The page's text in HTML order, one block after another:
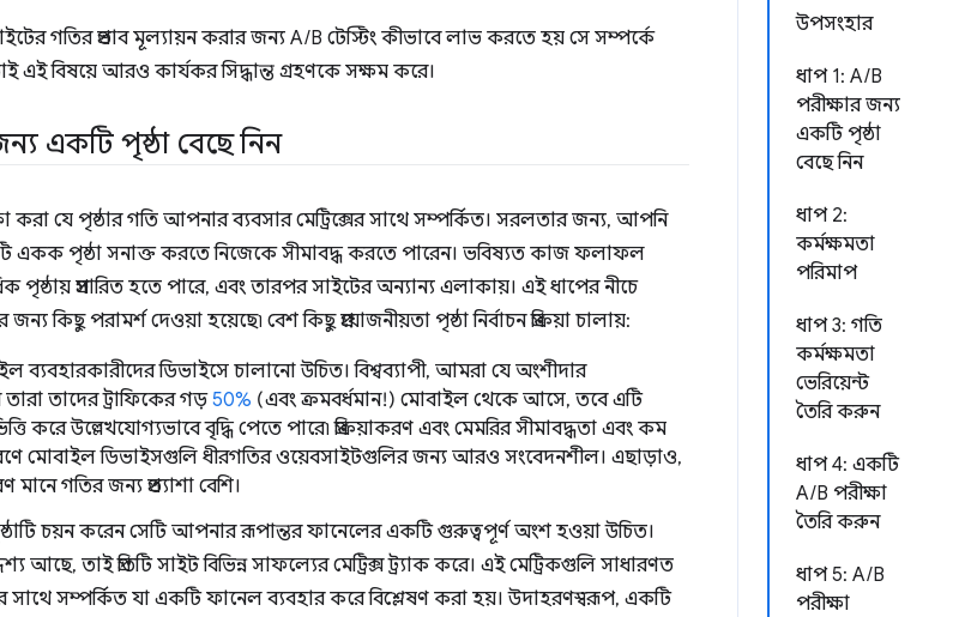
উপসংহার
ধাপ 1: A/B
পরীক্ষার জন্য
একটি পৃষ্ঠা
বেছে নিন
ধাপ 2:
কর্মক্ষমতা
পরিমাপ
ধাপ 3: গতি
কর্মক্ষমতা
ভেরিয়েন্ট
তৈরি করুন
ধাপ 4: একটি
A/B পরীক্ষা
তৈরি করুন
ধাপ 5: A/B
পরীক্ষা
সাইটের গতির প্রভাব মূল্যায়ন করার জন্য A/B টেস্টিং কীভাবে লাভ করতে হয় সে সম্পর্কে
তাই এই বিষয়ে আরও কার্যকর সিদ্ধান্ত গ্রহণকে সক্ষম করে।
একটি পৃষ্ঠা বেছে নিন
যে পৃষ্ঠার গতি আপনার ব্যবসার মেট্রিক্সের সাথে সম্পর্কিত। সরলতার জন্য, আপনি
একক পৃষ্ঠা সনাক্ত করতে নিজেকে সীমাবদ্ধ করতে পারেন। ভবিষ্যত কাজ ফলাফল
প্রসারিত হতে পারে, এবং তারপর সাইটের অন্যান্য এলাকায়। এই ধাপের নীচে
পরামর্শ দেওয়া হয়েছে৷ বেশ কিছু প্রয়োজনীয়তা পৃষ্ঠা নির্বাচন প্রক্রিয়া চালায়:
ব্যবহারকারীদের ডিভাইসে চালানো উচিত। বিশ্বব্যাপী, আমরা যে অংশীদার
তাদের ট্রাফিকের গড়50% (এবং ক্রমবর্ধমান!) মোবাইল থেকে আসে, তবে এটি
করে উল্লেখযোগ্যভাবে বৃদ্ধি পেতে পারে৷ প্রক্রিয়াকরণ এবং মেমরির সীমাবদ্ধতা এবং কম
মোবাইল ডিভাইসগুলি ধীরগতির ওয়েবসাইটগুলির জন্য আরও সংবেদনশীল। এছাড়াও,
গতির জন্য প্রত্যাশা বেশি।
চয়ন করেন সেটি আপনার রূপান্তর ফানেলের একটি গুরুত্বপূর্ণ অংশ হওয়া উচিত।
আছে, তাই প্রতিটি সাইট বিভিন্ন সাফল্যের মেট্রিক্স ট্র্যাক করে। এই মেট্রিকগুলি সাধারণত
সাথে সম্পর্কিত যা একটি ফানেল ব্যবহার করে বিশ্লেষণ করা হয়। উদাহরণস্বরূপ, একটি